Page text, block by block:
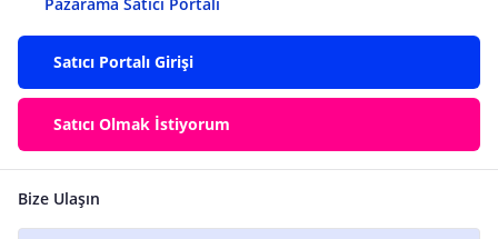
Satıcı Portalı Girişi
Satıcı Olmak İstiyorum
Bize Ulaşın